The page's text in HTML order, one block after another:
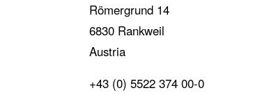
Römergrund 14
6830 Rankweil
Austria
+43 (0) 5522 374 00-0